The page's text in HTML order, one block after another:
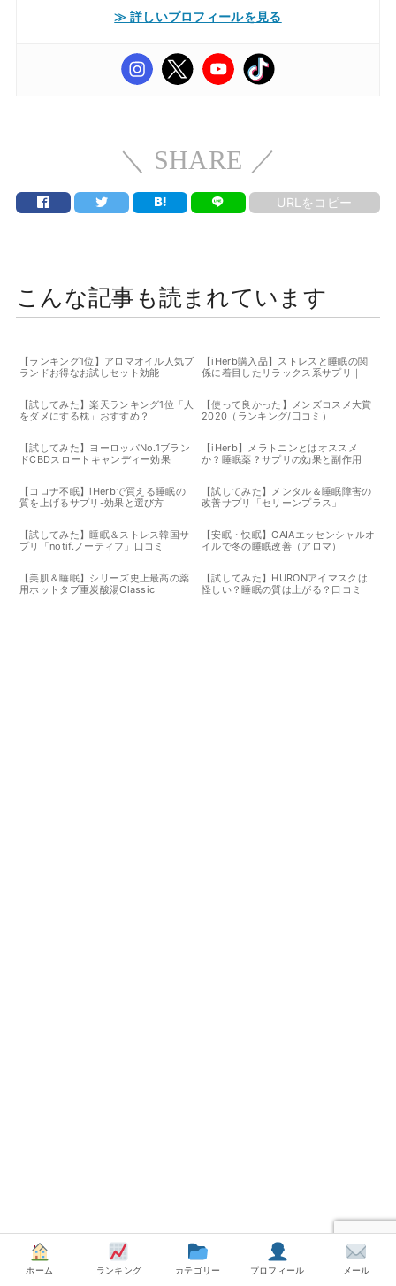
≫ 詳しいプロフィールを見る
＼ SHARE ／
URLをコピー
こんな記事も読まれています
【ランキング1位】アロマオイル人気ブ
ランドお得なお試しセット効能
【iHerb購入品】ストレスと睡眠の関
係に着目したリラックス系サプリ｜
【試してみた】楽天ランキング1位「人
をダメにする枕」おすすめ？
【使って良かった】メンズコスメ大賞
2020（ランキング/口コミ）
【試してみた】ヨーロッパNo.1ブラン
ドCBDスロートキャンディー効果
【iHerb】メラトニンとはオススメ
か？睡眠薬？サプリの効果と副作用
【コロナ不眠】iHerbで買える睡眠の
質を上げるサプリ-効果と選び方
【試してみた】メンタル＆睡眠障害の
改善サプリ「セリーンプラス」
【試してみた】睡眠＆ストレス韓国サ
プリ「notif.ノーティフ」口コミ
【安眠・快眠】GAIAエッセンシャルオ
イルで冬の睡眠改善（アロマ）
【美肌＆睡眠】シリーズ史上最高の薬
用ホットタブ重炭酸湯Classic
【試してみた】HURONアイマスクは
怪しい？睡眠の質は上がる？口コミ
カテゴリ別ランキング
ホーム ランキング カテゴリー プロフィール メール